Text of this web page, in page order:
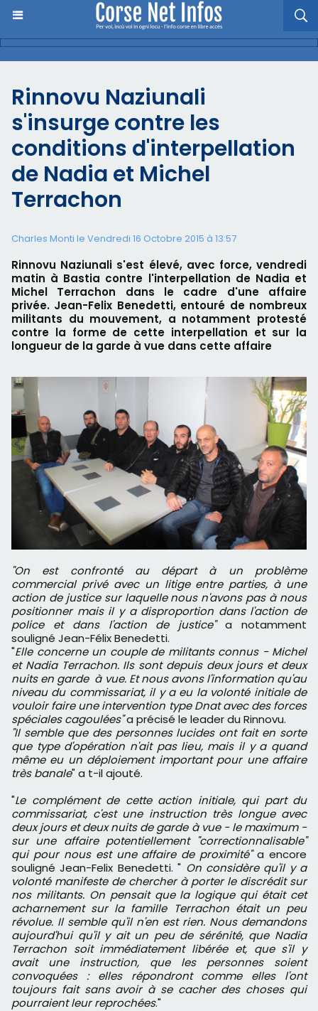
Rinnovu Naziunali
s'insurge contre les
conditions d'interpellation
de Nadia et Michel
Terrachon
Charles Monti le Vendredi 16 Octobre 2015 à 13:57
Rinnovu Naziunali s'est élevé, avec force, vendredi
matin à Bastia contre l'interpellation de Nadia et
Michel Terrachon dans le cadre d'une affaire
privée. Jean-Felix Benedetti, entouré de nombreux
militants du mouvement, a notamment protesté
contre la forme de cette interpellation et sur la
longueur de la garde à vue dans cette affaire
"On est confronté au départ à un problème
commercial privé avec un litige entre parties, à une
action de justice sur laquelle nous n'avons pas à nous
positionner mais il y a disproportion dans l'action de
police et dans l'action de justice"a notamment
souligné Jean-Félix Benedetti.
"Elle concerne un couple de militants connus - Michel
et Nadia Terrachon. Ils sont depuis deux jours et deux
nuits en garde à vue. Et nous avons l'information qu'au
niveau du commissariat, il y a eu la volonté initiale de
vouloir faire une intervention type Dnat avec des forces
spéciales cagoulées"a précisé le leader du Rinnovu.
"Il semble que des personnes lucides ont fait en sorte
que type d'opération n'ait pas lieu, mais il y a quand
même eu un déploiement important pour une affaire
très banale" a t-il ajouté.
"Le complément de cette action initiale, qui part du
commissariat, c'est une instruction très longue avec
deux jours et deux nuits de garde à vue - le maximum -
sur une affaire potentiellement "correctionnalisable"
qui pour nous est une affaire de proximité"a encore
souligné Jean-Felix Benedetti. " On considère qu'il y a
volonté manifeste de chercher à porter le discrédit sur
nos militants. On pensait que la logique qui était cet
acharnement sur la famille Terrachon était un peu
révolue. Il semble qu'il n'en est rien. Nous demandons
aujourd'hui qu'il y ait un peu de sérénité, que Nadia
Terrachon soit immédiatement libérée et, que s'il y
avait une instruction, que les personnes soient
convoquées : elles répondront comme elles l'ont
toujours fait sans avoir à se cacher des choses qui
pourraient leur reprochées."